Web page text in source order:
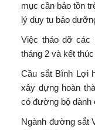
mục cần bảo tồn
lý duy tu bảo
Việc tháo dỡ các
tháng 2 và kết
Cầu sắt Bình Lợi
xây dựng hoàn
có đường bộ dành
Ngành đường sắt